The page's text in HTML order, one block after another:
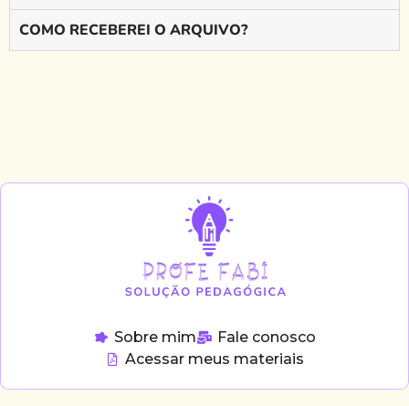
COMO RECEBEREI O ARQUIVO?
Sobre mim
Fale conosco
Acessar meus materiais